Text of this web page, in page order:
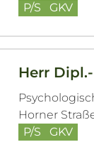
P/S
GKV
Herr
Horner
P/S
GKV